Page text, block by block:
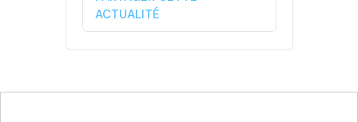
ACTUALITÉ